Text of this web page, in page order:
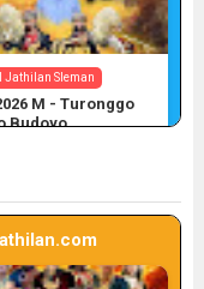
Jathilan Sleman
M - Turonggo
Budoyo